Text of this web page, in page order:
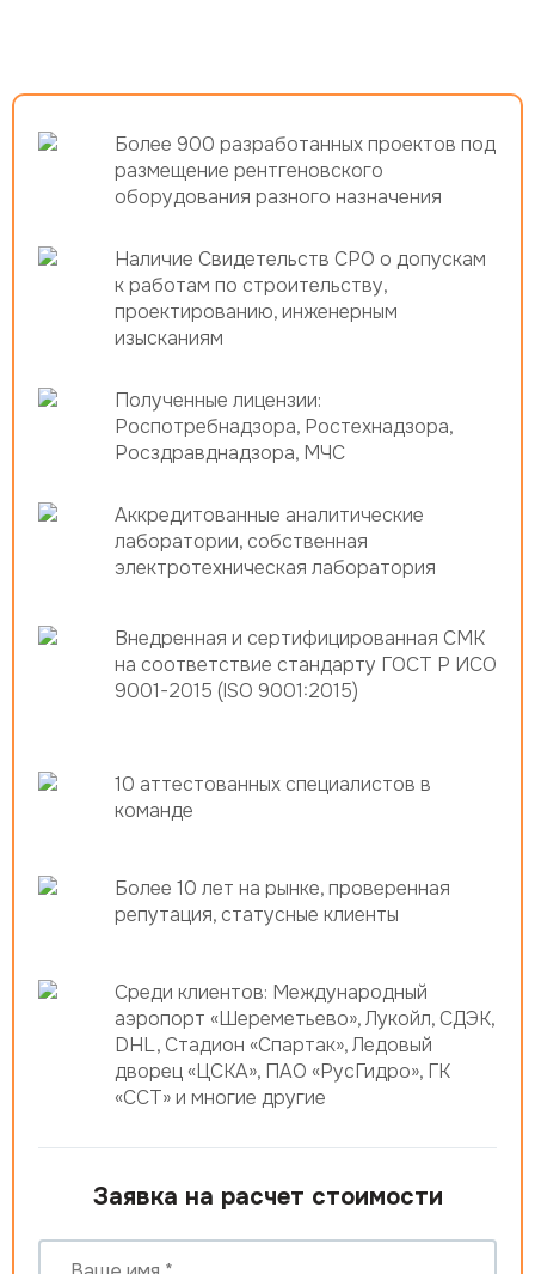
Более 900 разработанных проектов под
размещение рентгеновского
оборудования разного назначения
Наличие Свидетельств СРО о допускам
к работам по строительству,
проектированию, инженерным
изысканиям
Полученные лицензии:
Роспотребнадзора, Ростехнадзора,
Росздравднадзора, МЧС
Аккредитованные аналитические
лаборатории, собственная
электротехническая лаборатория
Внедренная и сертифицированная СМК
на соответствие стандарту ГОСТ Р ИСО
9001-2015 (ISO 9001:2015)
10 аттестованных специалистов в
команде
Более 10 лет на рынке, проверенная
репутация, статусные клиенты
Среди клиентов: Международный
аэропорт «Шереметьево», Лукойл, СДЭК,
DHL, Стадион «Спартак», Ледовый
дворец «ЦСКА», ПАО «РусГидро», ГК
«ССТ» и многие другие
Заявка на расчет стоимости